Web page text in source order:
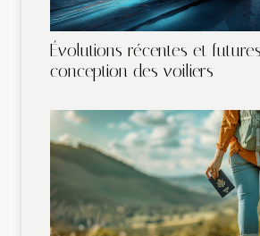
Évolutions récentes et
conception des voiliers